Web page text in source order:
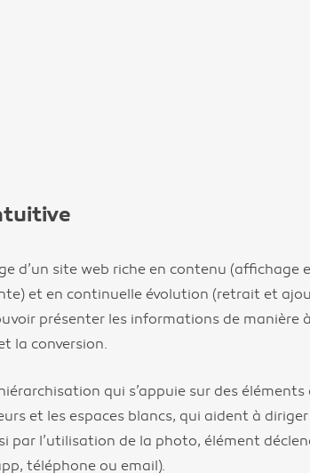
d’un site web riche en contenu (affichage
et en continuelle évolution (retrait et
présenter les informations de manière
la conversion.
qui s’appuie sur des
et les espaces blancs, qui aident à
par l’utilisation de la photo, élément
téléphone ou email).